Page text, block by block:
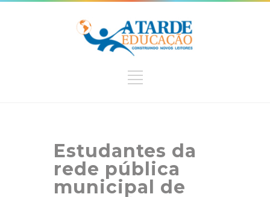
Estudantes da
rede pública
municipal de